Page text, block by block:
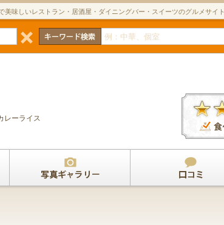
味しいレストラン・居酒屋・ダイニングバー・スイーツのグルメサイト
レーライス